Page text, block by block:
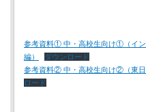
参考資料① 中・高校生向け①（イ
編）
ダウンロード
参考資料② 中・高校生向け②（東日
ロード